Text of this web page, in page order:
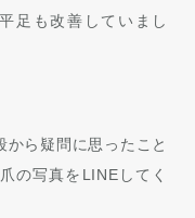
足も改善していまし
ら疑問に思ったこと
の写真をLINEしてく